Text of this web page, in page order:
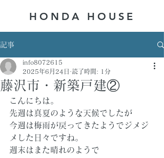
HONDA ​HOUSE
記事
藤沢市・新築戸建②
info8072615
2025年6月24日
読了時間: 1分
こんにちは。
先週は真夏のような天候でしたが
今週は梅雨が戻ってきたようでジメジ
メした日々ですね。
週末はまた晴れのようで